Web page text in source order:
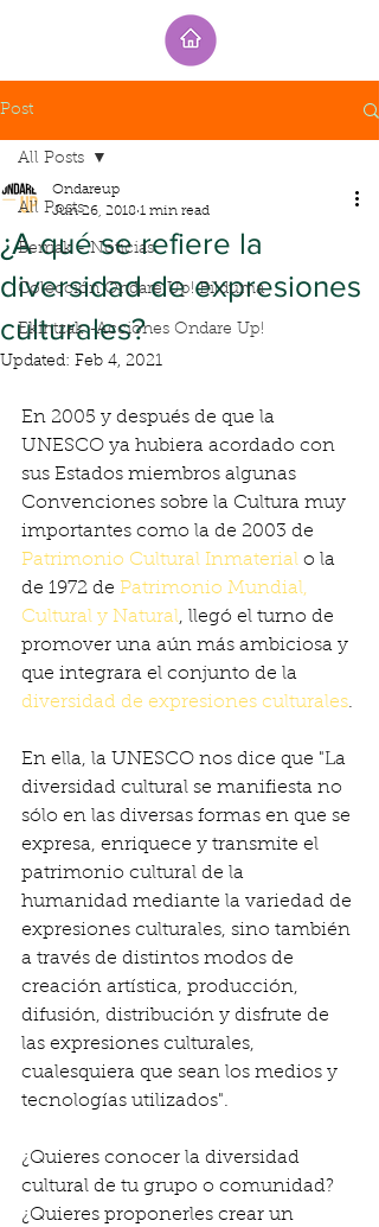
Post
All Posts
Berriak - Noticias
Colección Ondare Up! Bilduma
Ekintzak -Acciones Ondare Up!
All Posts
¿A qué se refiere la
diversidad de expresiones
culturales?
Ondareup
Jun 26, 2018 1 min read
Updated: Feb 4, 2021
En 2005 y después de que la
UNESCO ya hubiera acordado con
sus Estados miembros algunas
Convenciones sobre la Cultura muy
importantes como la de 2003 de
Patrimonio Cultural Inmaterial o la
de 1972 de Patrimonio Mundial,
Cultural y Natural, llegó el turno de
promover una aún más ambiciosa y
que integrara el conjunto de la
diversidad de expresiones culturales.
En ella, la UNESCO nos dice que "La
diversidad cultural se manifiesta no
sólo en las diversas formas en que se
expresa, enriquece y transmite el
patrimonio cultural de la
humanidad mediante la variedad de
expresiones culturales, sino también
a través de distintos modos de
creación artística, producción,
difusión, distribución y disfrute de
las expresiones culturales,
cualesquiera que sean los medios y
tecnologías utilizados".
¿Quieres conocer la diversidad
cultural de tu grupo o comunidad?
¿Quieres proponerles crear un